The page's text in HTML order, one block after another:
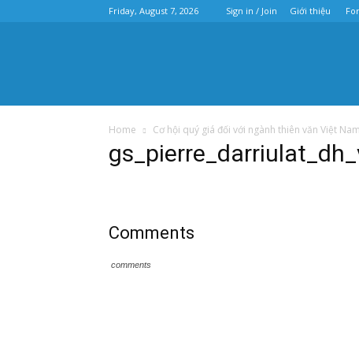
Friday, August 7, 2026 Sign in / Join Giới thiệu
Home Cơ hội quý giá đối với ngành thiên văn Việt Nam
Comments
comments